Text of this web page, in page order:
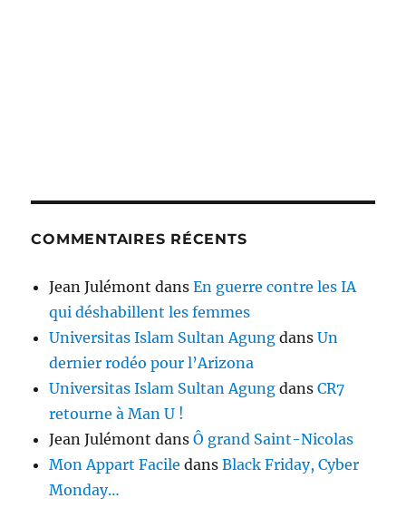
COMMENTAIRES RÉCENTS
Jean Julémont dansEn guerre contre les IA
qui déshabillent les femmes
Universitas Islam Sultan Agung dansUn
dernier rodéo pour l’Arizona
Universitas Islam Sultan Agung dansCR7
retourne à Man U !
Jean Julémont dansÔ grand Saint-Nicolas
Mon Appart Facile dansBlack Friday, Cyber
Monday…